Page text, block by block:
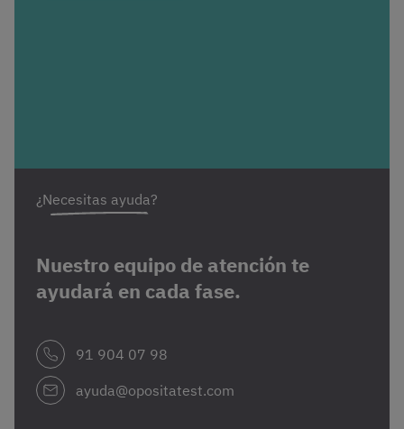
¿Necesitas ayuda?
Nuestro equipo de atención te
ayudará en cada fase.
91 904 07 98
ayuda@opositatest.com